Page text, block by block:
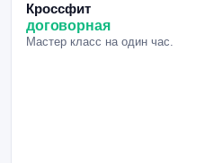
Кроссфит
договорная
Мастер класс на один час.